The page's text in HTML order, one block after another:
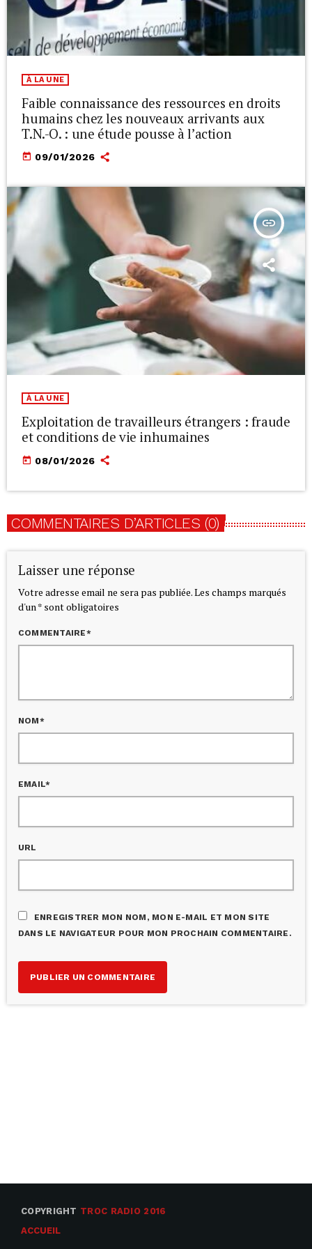
À LA UNE
Faible connaissance des ressources en droits
humains chez les nouveaux arrivants aux
T.N.-O. : une étude pousse à l’action
today 09/01/2026
insert_link
À LA UNE
Exploitation de travailleurs étrangers : fraude
et conditions de vie inhumaines
today 08/01/2026
COMMENTAIRES D’ARTICLES (0)
Laisser une réponse
Votre adresse email ne sera pas publiée. Les champs marqués
d'un * sont obligatoires
COMMENTAIRE*
NOM*
EMAIL*
URL
ENREGISTRER MON NOM, MON E-MAIL ET MON SITE
DANS LE NAVIGATEUR POUR MON PROCHAIN COMMENTAIRE.
COPYRIGHT TROC RADIO 2016
ACCUEIL